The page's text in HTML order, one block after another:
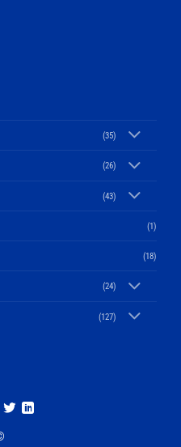
(35)
(26)
(43)
(1)
(18)
(24)
(127)